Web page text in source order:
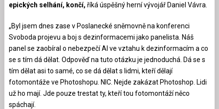
epických selhání, končí, říká úspěšný herní vývojář Daniel Vávra.
„Byl jsem dnes zase v Poslanecké sněmovně na konferenci
Svoboda projevu a boj s dezinformacemi jako panelista. Náš
panel se zaobíral o nebezpečí AI ve vztahu k dezinformacím a co
se s tím dá dělat. Odpověď na tuto otázku je jednoduchá. Dá se s
tím dělat asi to samé, co se dá dělat s lidmi, kteří dělají
fotomontáže ve Photoshopu. NIC. Nejde zakázat Photoshop. Lidi
už ho mají. Jde pouze trestat ty, kteří tou fotomontáží něco
spáchají.